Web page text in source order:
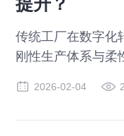
传统工厂在数字化
刚性生产体系与柔
2026-02-04